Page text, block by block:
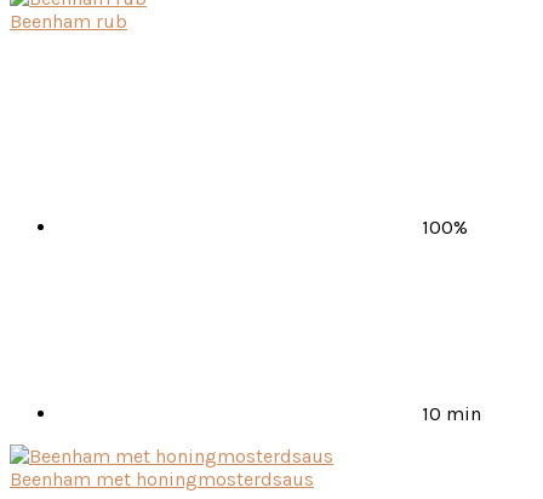
Beenham rub
100%
10 min
Beenham met honingmosterdsaus